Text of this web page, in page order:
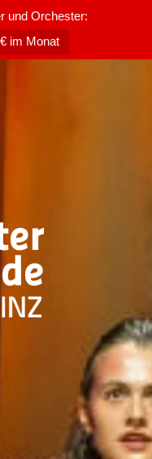
und Orchester:
im Monat